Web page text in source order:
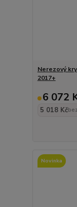
Nerezový
2017+
6 072
5 018 Kč
Novinka